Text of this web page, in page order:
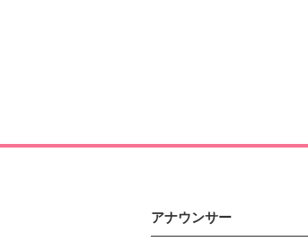
アナウンサー